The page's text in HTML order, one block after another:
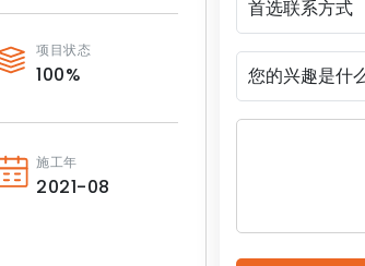
项目状态
100%
施工年
2021-08